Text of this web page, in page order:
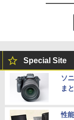
Special Site
ソ
ま
性